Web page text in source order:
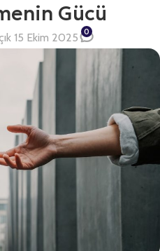
Gücü
15 Ekim 2025 0